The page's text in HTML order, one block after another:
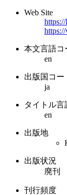
Web Site
本文言語コ
en
出版国コー
ja
タイトル言
en
出版地
出版状況
廃刊
刊行頻度